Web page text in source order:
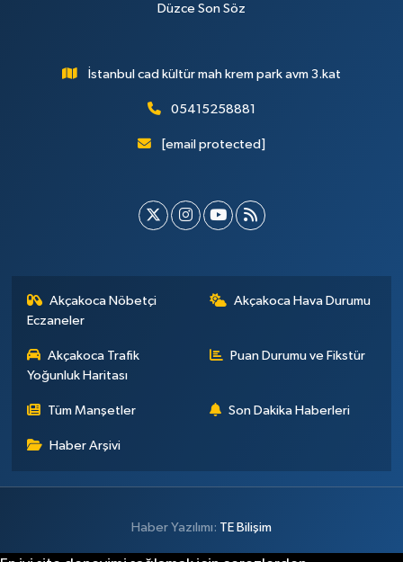
Düzce Son Söz
İstanbul cad kültür mah krem park avm 3.kat
05415258881
[email protected]
Akçakoca Nöbetçi
Eczaneler
Akçakoca Hava Durumu
Akçakoca Trafik
Yoğunluk Haritası
Puan Durumu ve Fikstür
Tüm Manşetler Son Dakika Haberleri
Haber Arşivi
Haber Yazılımı: TE Bilişim